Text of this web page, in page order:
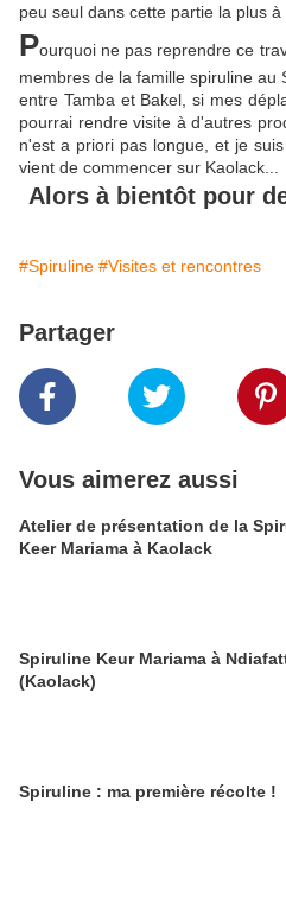
peu seul dans cette partie la plus à
Pourquoi ne pas reprendre ce
membres de la famille spiruline au
entre Tamba et Bakel, si mes
pourrai rendre visite à d'autres
n'est a priori pas longue, et je
vient de commencer sur Kaolack...
Alors à bientôt pour
#Spiruline #Visites et rencontres
Partager
Vous aimerez aussi
Atelier de présentation de la
Keer Mariama à Kaolack
Spiruline Keur Mariama à
(Kaolack)
Spiruline : ma première récolte !